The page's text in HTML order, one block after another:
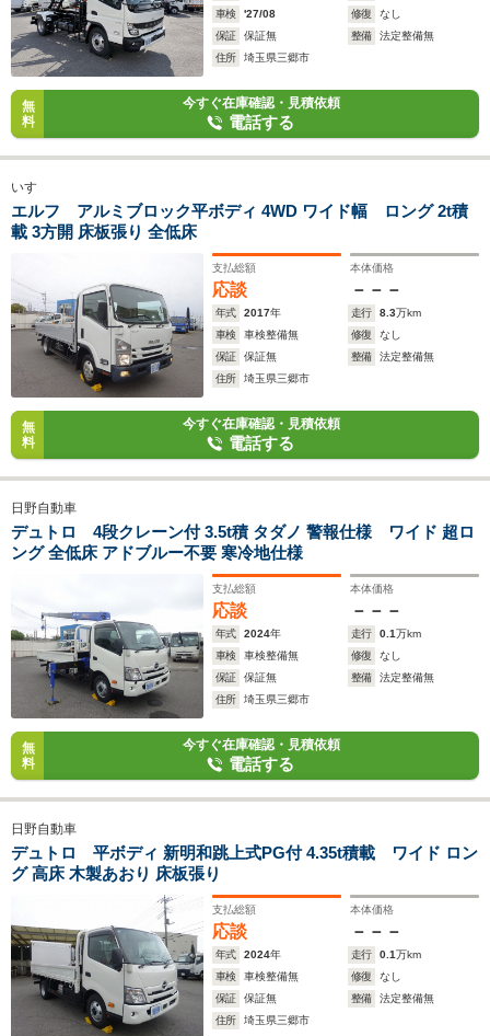
車検 '27/08 修復
なし
保証
保証無 整備
法定整備無
住所
埼玉県三郷市
無
料
今すぐ在庫確認・見積依頼
電話する
いすゞ
エルフ アルミブロック平ボディ 4WD ワイド幅 ロング 2t積
載 3方開 床板張り 全低床
支払総額
応談
本体価格
－－－
年式 2017年 走行 8.3万km
車検
車検整備無 修復
なし
保証
保証無 整備
法定整備無
住所
埼玉県三郷市
無
料
今すぐ在庫確認・見積依頼
電話する
日野自動車
デュトロ 4段クレーン付 3.5t積 タダノ 警報仕様 ワイド 超ロ
ング 全低床 アドブルー不要 寒冷地仕様
支払総額
応談
本体価格
－－－
年式 2024年 走行 0.1万km
車検
車検整備無 修復
なし
保証
保証無 整備
法定整備無
住所
埼玉県三郷市
無
料
今すぐ在庫確認・見積依頼
電話する
日野自動車
デュトロ 平ボディ 新明和跳上式PG付 4.35t積載 ワイド ロン
グ 高床 木製あおり 床板張り
支払総額
応談
本体価格
－－－
年式 2024年 走行 0.1万km
車検
車検整備無 修復
なし
保証
保証無 整備
法定整備無
住所
埼玉県三郷市